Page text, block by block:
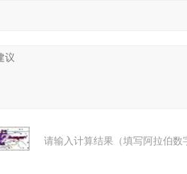
请输入计算结果（填写阿拉伯数